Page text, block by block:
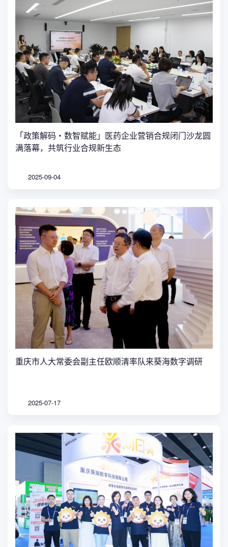
「政策解码・数智赋能」医药企业营销合规闭门沙龙圆
满落幕，共筑行业合规新生态
2025-09-04
重庆市人大常委会副主任欧顺清率队来葵海数字调研
2025-07-17